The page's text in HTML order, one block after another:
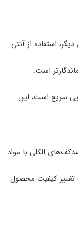
استفاده از آنتی
است.
سریع است، این
الکلی با مواد
تغییر کیفیت محصول